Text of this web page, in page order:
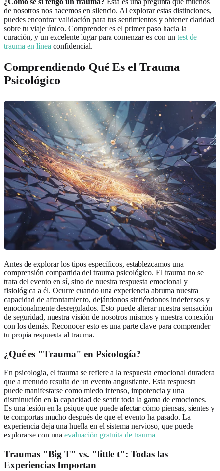
de nosotros nos hacemos en silencio. Al explorar estas distinciones,
puedes encontrar validación para tus sentimientos y obtener claridad
sobre tu viaje único. Comprender es el primer paso hacia la
curación, y un excelente lugar para comenzar es con un test de
trauma en línea confidencial.
Comprendiendo Qué Es el Trauma
Psicológico
Antes de explorar los tipos específicos, establezcamos una
comprensión compartida del trauma psicológico. El trauma no se
trata del evento en sí, sino de nuestra respuesta emocional y
fisiológica a él. Ocurre cuando una experiencia abruma nuestra
capacidad de afrontamiento, dejándonos sintiéndonos indefensos y
emocionalmente desregulados. Esto puede alterar nuestra sensación
de seguridad, nuestra visión de nosotros mismos y nuestra conexión
con los demás. Reconocer esto es una parte clave para comprender
tu propia respuesta al trauma.
¿Qué es "Trauma" en Psicología?
En psicología, el trauma se refiere a la respuesta emocional duradera
que a menudo resulta de un evento angustiante. Esta respuesta
puede manifestarse como miedo intenso, impotencia y una
disminución en la capacidad de sentir toda la gama de emociones.
Es una lesión en la psique que puede afectar cómo piensas, sientes y
te comportas mucho después de que el evento ha pasado. La
experiencia deja una huella en el sistema nervioso, que puede
explorarse con una evaluación gratuita de trauma.
Traumas "Big T" vs. "little t": Todas las
Experiencias Importan